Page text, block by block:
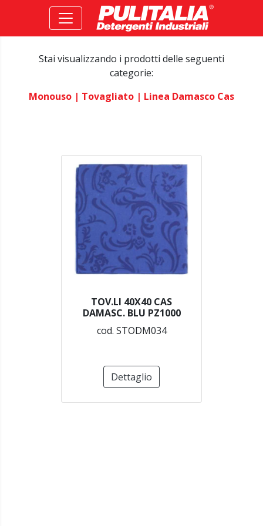
Stai visualizzando i prodotti delle seguenti
categorie:
Monouso | Tovagliato | Linea Damasco Cas
TOV.LI 40X40 CAS
DAMASC. BLU PZ1000
cod. STODM034
Dettaglio